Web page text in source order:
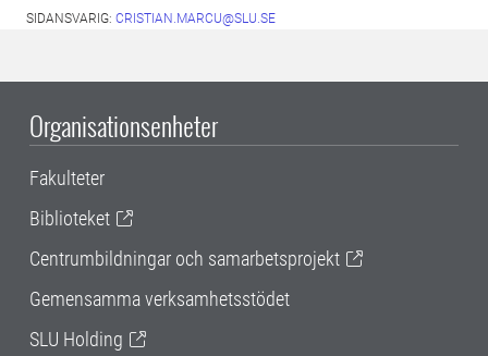
SIDANSVARIG: CRISTIAN.MARCU@SLU.SE
Organisationsenheter
Fakulteter
Biblioteket
Centrumbildningar och samarbetsprojekt
Gemensamma verksamhetsstödet
SLU Holding